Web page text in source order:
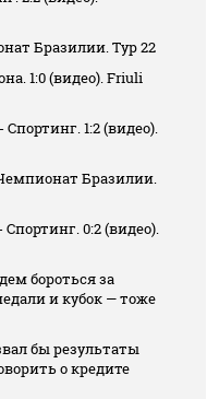
Бразилии. Тур 22
1:0 (видео). Friuli
1:2 (видео).
Бразилии.
0:2 (видео).
бороться за
и кубок — тоже
бы результаты
о кредите